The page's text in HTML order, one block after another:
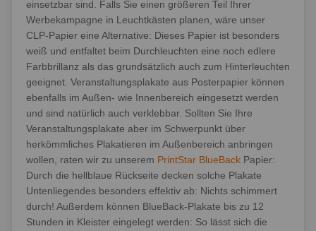
einsetzbar sind. Falls Sie einen größeren Teil Ihrer
Werbekampagne in Leuchtkästen planen, wäre unser
CLP-Papier eine Alternative: Dieses Papier ist besonders
weiß und entfaltet beim Durchleuchten eine noch edlere
Farbbrillanz als das grundsätzlich auch zum Hinterleuchten
geeignet. Veranstaltungsplakate aus Posterpapier können
ebenfalls im Außen- wie Innenbereich eingesetzt werden
und sind natürlich auch verklebbar. Sollten Sie Ihre
Veranstaltungsplakate aber im Schwerpunkt über
herkömmliches Plakatieren im Außenbereich anbringen
wollen, raten wir zu unserem PrintStar BlueBack Papier:
Durch die hellblaue Rückseite decken solche Plakate
Untenliegendes besonders effektiv ab: Nichts schimmert
durch! Außerdem können BlueBack-Plakate bis zu 12
Stunden in Kleister eingelegt werden: So lässt sich die